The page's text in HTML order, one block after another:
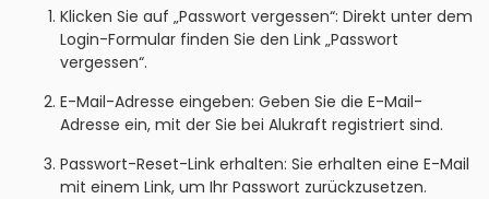
Klicken Sie auf „Passwort vergessen“: Direkt unter dem
Login-Formular finden Sie den Link „Passwort
vergessen“.
E-Mail-Adresse eingeben: Geben Sie die E-Mail-
Adresse ein, mit der Sie bei Alukraft registriert sind.
Passwort-Reset-Link erhalten: Sie erhalten eine E-Mail
mit einem Link, um Ihr Passwort zurückzusetzen.